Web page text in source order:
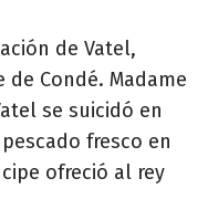
de Vatel,
Condé. Madame
se suicidó en
fresco en
ofreció al rey